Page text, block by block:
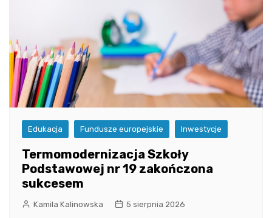
Edukacja Fundusze europejskie Inwestycje
Termomodernizacja Szkoły
Podstawowej nr 19 zakończona
sukcesem
Kamila Kalinowska 5 sierpnia 2026